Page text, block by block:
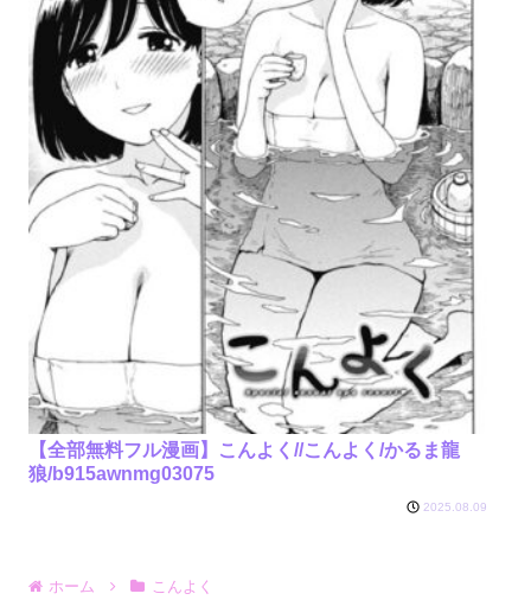
【全部無料フル漫画】こんよく//こんよく/かるま龍
狼/b915awnmg03075
2025.08.09
ホーム こんよく